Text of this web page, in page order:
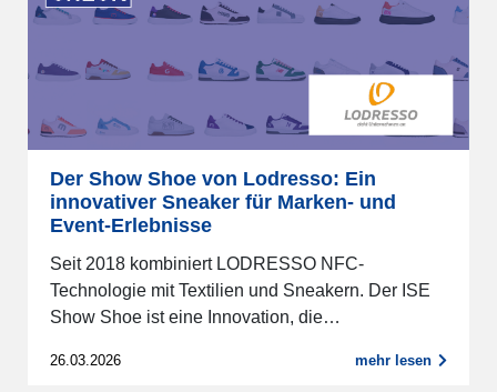
Der Show Shoe von Lodresso: Ein
innovativer Sneaker für Marken- und
Event-Erlebnisse
Seit 2018 kombiniert LODRESSO NFC-
Technologie mit Textilien und Sneakern. Der ISE
Show Shoe ist eine Innovation, die…
26.03.2026 mehr lesen